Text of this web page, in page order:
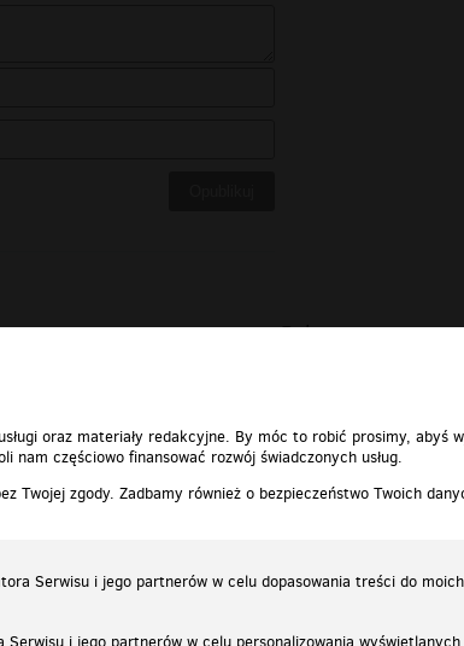
Polecane
oraz materiały redakcyjne. By móc to robić prosimy, abyś
częściowo finansować rozwój świadczonych usług.
Twojej zgody. Zadbamy również o bezpieczeństwo Twoich
Serwisu i jego partnerów w celu dopasowania treści do